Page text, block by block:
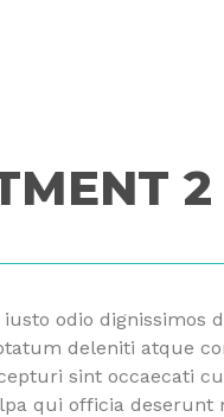
2
odio dignissimos
deleniti atque
sint occaecati
qui officia deserunt